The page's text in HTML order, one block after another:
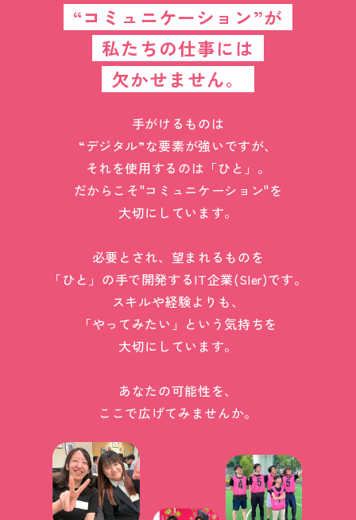
“コミュニケーション”が
私たちの仕事には
欠かせません。
手がけるものは
“デジタル”な要素が強いですが、
それを使用するのは「ひと」。
だからこそ"コミュニケーション"を
大切にしています。
必要とされ、望まれるものを
「ひと」の手で開発するIT企業(SIer)です。
スキルや経験よりも、
「やってみたい」という気持ちを
大切にしています。
あなたの可能性を、
ここで広げてみませんか。